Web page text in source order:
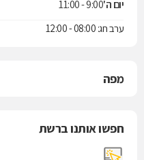
יום ה'9:00 - 11:00
ערב חג: 08:00 - 12:00
מפה
חפשו אותנו ברשת